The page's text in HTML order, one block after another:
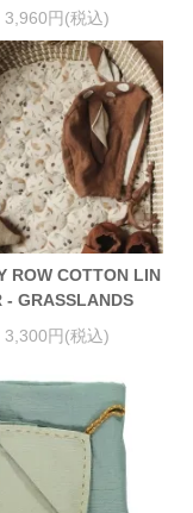
3,960円(税込)
ROW COTTON LIN
- GRASSLANDS
3,300円(税込)